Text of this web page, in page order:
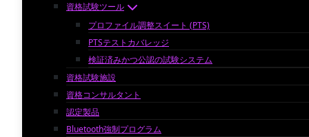
資格試験ツール
プロファイル調整スイート (PTS)
PTSテストカバレッジ
検証済みかつ公認の試験システム
資格試験施設
資格コンサルタント
認定製品
Bluetooth強制プログラム